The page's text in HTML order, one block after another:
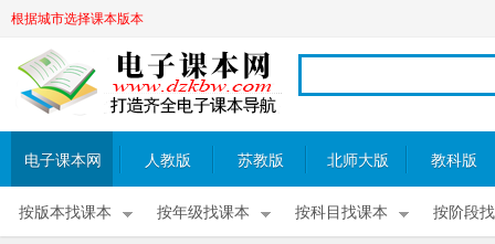
根据城市选择课本版本
电子课本网 人教版 苏教版 北师大版 教科版
按版本找课本 按年级找课本 按科目找课本 按阶段